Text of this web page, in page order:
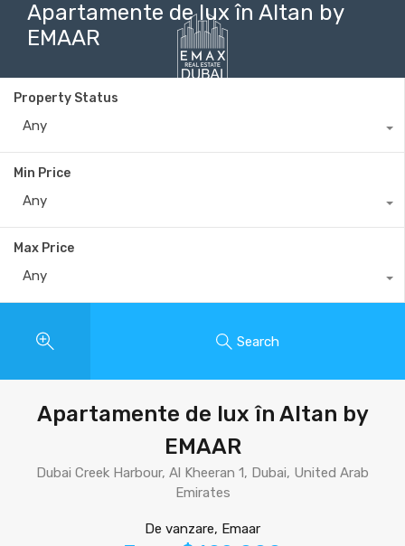
Apartamente de lux în Altan by
EMAAR
Property Status
Any
Min Price
Any
Max Price
Any
Search
Apartamente de lux în Altan by
EMAAR
Dubai Creek Harbour, Al Kheeran 1, Dubai, United Arab
Emirates
De vanzare, Emaar